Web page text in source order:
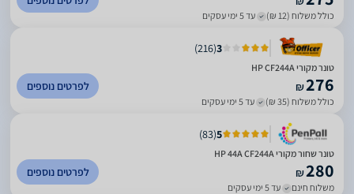
כולל משלוח (12 ₪) עד 5 ימי עסקים
3
(
216
)
טונר מקורי HP CF244A
₪276
כולל משלוח (35 ₪) עד 5 ימי עסקים
לפרטים נוספים
5
(
83
)
‏טונר שחור מקורי HP 44A CF244A
₪280
משלוח חינם עד 5 ימי עסקים
לפרטים נוספים